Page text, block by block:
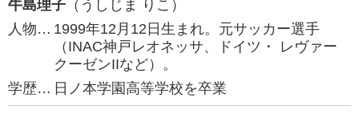
牛島理子 （うしじま りこ）
人物… 1999年12月12日生まれ。元サッカー選手
（INAC神戸レオネッサ、ドイツ・ レヴァー
クーゼンIIなど）。
学歴… 日ノ本学園高等学校を卒業